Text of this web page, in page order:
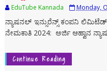
EduTube Kannada Monday,
ನ್ಯಾಷನಲ್ ಇನ್ಸುರೆನ್ಸ್ ಕಂಪನಿ
ನೇಮಕಾತಿ 2024: ಅರ್ಜಿ ಆಹ್ವಾನ
Continue Reading